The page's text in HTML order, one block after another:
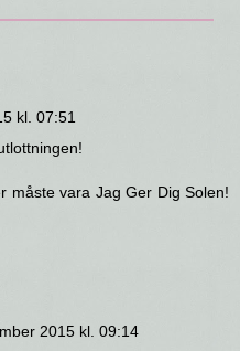
kl. 07:51
måste vara Jag Ger Dig Solen!
2015 kl. 09:14